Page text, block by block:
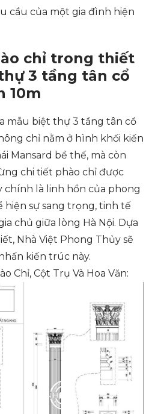
cầu của một gia đình hiện
chỉ trong thiết
3 tầng tân cổ
10m
mẫu biệt thự 3 tầng tân cổ
chỉ nằm ở hình khối kiến
Mansard bề thế, mà còn
chi tiết phào chỉ được
chính là linh hồn của phong
hiện sự sang trọng, tinh tế
chủ giữa lòng Hà Nội. Dựa
Nhà Việt Phong Thủy sẽ
kiến trúc này.
Chỉ, Cột Trụ Và Hoa Văn: